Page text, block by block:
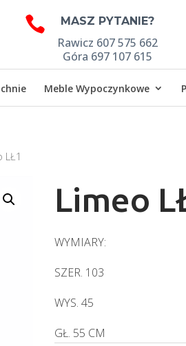
 MASZ PYTANIE?
Rawicz 607 575 662
Góra 697 107 615
Meble Wypoczynkowe
LŁ1
Limeo
WYMIARY:
SZER. 103
WYS. 45
GŁ. 55 CM